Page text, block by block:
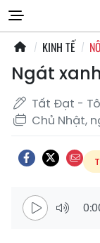
KINH TẾ
Ngát
Tất Đạt -
Chủ Nhật,